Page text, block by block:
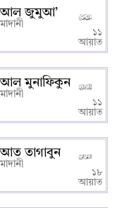
আল জুমুআ’
মাদানী
১১
আয়াত
আল মুনাফিকুন
মাদানী
১১
আয়াত
আত তাগাবুন
মাদানী
১৮
আয়াত